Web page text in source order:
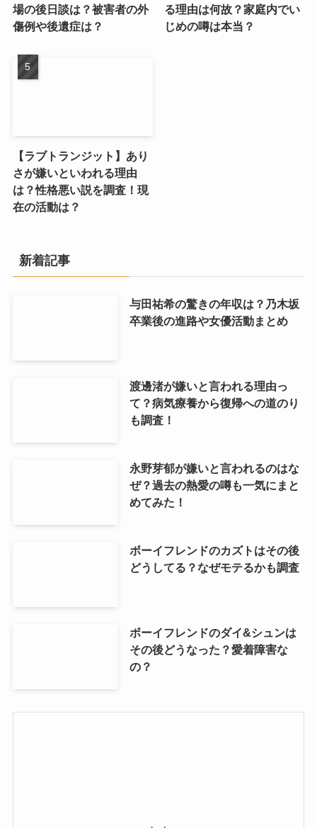
場の後日談は？被害者の外
傷例や後遺症は？
る理由は何故？家庭内でい
じめの噂は本当？
【ラブトランジット】あり
さが嫌いといわれる理由
は？性格悪い説を調査！現
在の活動は？
新着記事
与田祐希の驚きの年収は？乃木坂
卒業後の進路や女優活動まとめ
渡邊渚が嫌いと言われる理由っ
て？病気療養から復帰への道のり
も調査！
永野芽郁が嫌いと言われるのはな
ぜ？過去の熱愛の噂も一気にまと
めてみた！
ボーイフレンドのカズトはその後
どうしてる？なぜモテるかも調査
ボーイフレンドのダイ&シュンは
その後どうなった？愛着障害な
の？